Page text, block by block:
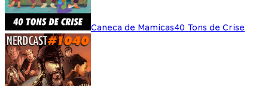
Caneca de Mamicas40 Tons de Crise